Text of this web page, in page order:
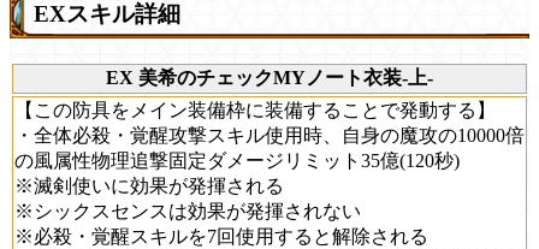
EXスキル詳細
EX 美希のチェックMYノート衣装-上-
【この防具をメイン装備枠に装備することで発動する】
・全体必殺・覚醒攻撃スキル使用時、自身の魔攻の10000倍
の風属性物理追撃固定ダメージリミット35億(120秒)
※滅剣使いに効果が発揮される
※シックスセンスは効果が発揮されない
※必殺・覚醒スキルを7回使用すると解除される